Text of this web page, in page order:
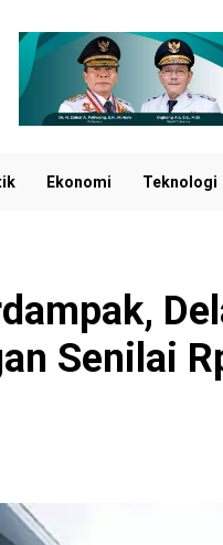
Ekonomi Teknologi
Senilai